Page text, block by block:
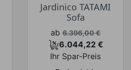
Jardinico TATAMI
Sofa
Verkaufspreis
ab 6.396,00 €
Preis
6.044,22 €
Ihr Spar-Preis